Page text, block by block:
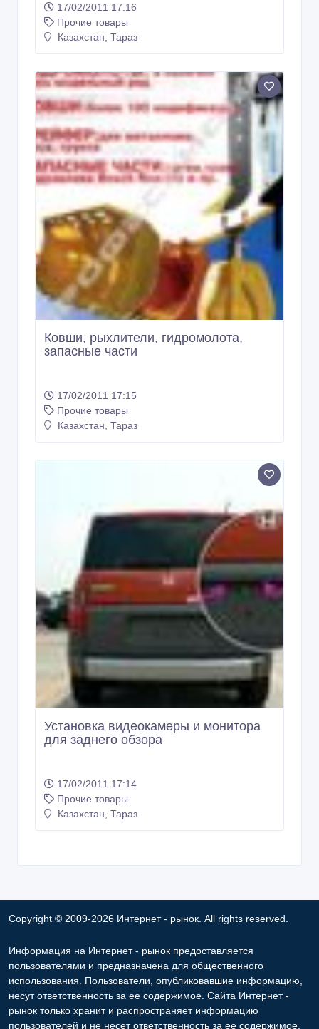
17/02/2011 17:16
Прочие товары
Казахстан, Тараз
Ковши, рыхлители, гидромолота,
запасные части
17/02/2011 17:15
Прочие товары
Казахстан, Тараз
Установка видеокамеры и монитора
для заднего обзора
17/02/2011 17:14
Прочие товары
Казахстан, Тараз
Copyright © 2009-2026 Интернет - рынок. All rights reserved.
Информация на Интернет - рынок предоставляется
пользователями и предназначена для общественного
использования. Пользователи, опубликовавшие информацию,
несут ответственность за ее содержимое. Сайта Интернет -
рынок только хранит и распространяет информацию
пользователей и не несет ответственность за ее содержимое.